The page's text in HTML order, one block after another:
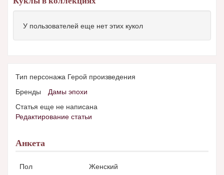
У пользователей еще нет этих кукол
Тип персонажа Герой произведения
Бренды
Дамы эпохи
Статья еще не написана
Редактирование статьи
Анкета
Пол Женский